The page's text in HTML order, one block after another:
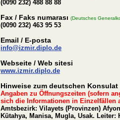
(0090 232) 488 88 88
Fax / Faks numarası (Deutsches
(0090 232) 463 95 53
Email / E-posta
info@izmir.diplo.de
Webseite / Web sitesi
www.izmir.diplo.de
Hinweise zum deutschen Konsulat
Angaben zu Öffnungszeiten (sofern
sich die Informationen in Einzelfällen
Amtsbezirk: Vilayets (Provinzen)
Kütahya, Manisa, Mugla, Usak.